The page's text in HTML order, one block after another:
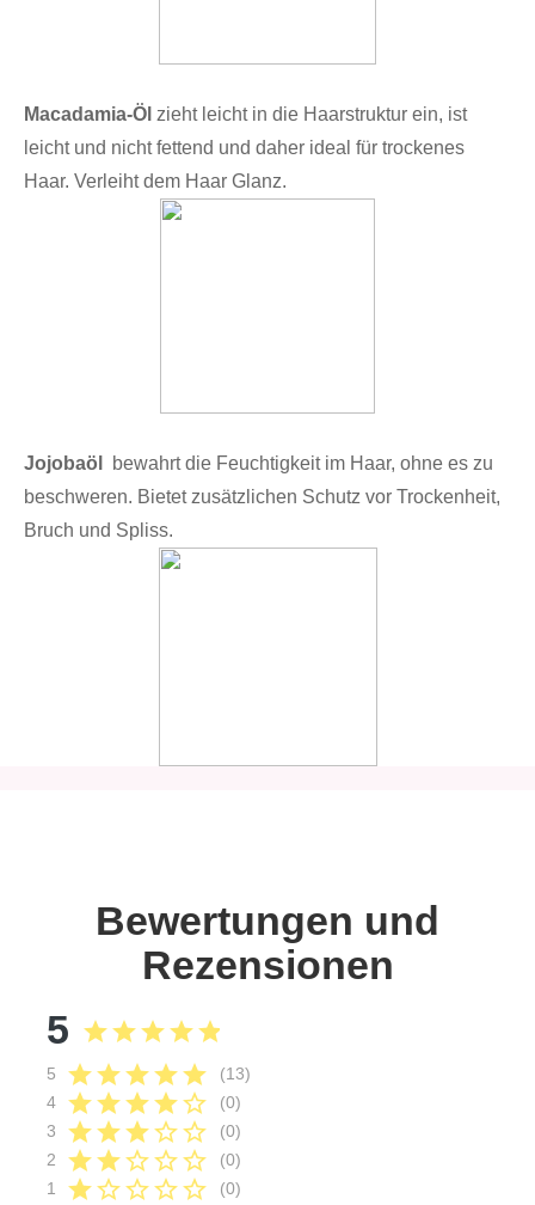
Macadamia-Öl zieht leicht in die Haarstruktur ein, ist
leicht und nicht fettend und daher ideal für trockenes
Haar. Verleiht dem Haar Glanz.
Jojobaöl
bewahrt die Feuchtigkeit im Haar, ohne es zu
beschweren. Bietet zusätzlichen Schutz vor Trockenheit,
Bruch und Spliss.
Bewertungen und
Rezensionen
5 starstarstarstarstar
5 starstarstarstarstar
(13)
4
starstarstarstarstar_border
(0)
3
starstarstarstar_borderstar_border
(0)
2
starstarstar_borderstar_borderstar_border
(0)
1
starstar_borderstar_borderstar_borderstar_border (0)